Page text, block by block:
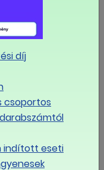
állandó munkaügyi
a
díj
csoportos
indított eseti